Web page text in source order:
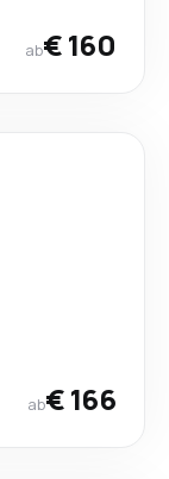
ab€ 160
ab€ 166